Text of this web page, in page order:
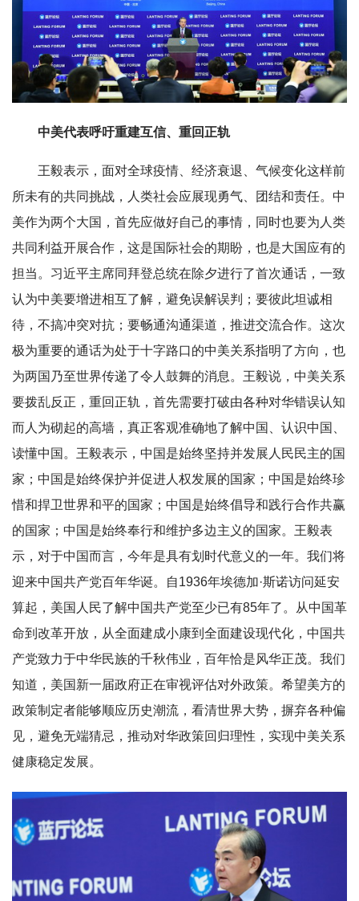
中美代表呼吁重建互信、重回正轨
王毅表示，面对全球疫情、经济衰退、气候变化这样前
所未有的共同挑战，人类社会应展现勇气、团结和责任。中
美作为两个大国，首先应做好自己的事情，同时也要为人类
共同利益开展合作，这是国际社会的期盼，也是大国应有的
担当。习近平主席同拜登总统在除夕进行了首次通话，一致
认为中美要增进相互了解，避免误解误判；要彼此坦诚相
待，不搞冲突对抗；要畅通沟通渠道，推进交流合作。这次
极为重要的通话为处于十字路口的中美关系指明了方向，也
为两国乃至世界传递了令人鼓舞的消息。王毅说，中美关系
要拨乱反正，重回正轨，首先需要打破由各种对华错误认知
而人为砌起的高墙，真正客观准确地了解中国、认识中国、
读懂中国。王毅表示，中国是始终坚持并发展人民民主的国
家；中国是始终保护并促进人权发展的国家；中国是始终珍
惜和捍卫世界和平的国家；中国是始终倡导和践行合作共赢
的国家；中国是始终奉行和维护多边主义的国家。王毅表
示，对于中国而言，今年是具有划时代意义的一年。我们将
迎来中国共产党百年华诞。自1936年埃德加·斯诺访问延安
算起，美国人民了解中国共产党至少已有85年了。从中国革
命到改革开放，从全面建成小康到全面建设现代化，中国共
产党致力于中华民族的千秋伟业，百年恰是风华正茂。我们
知道，美国新一届政府正在审视评估对外政策。希望美方的
政策制定者能够顺应历史潮流，看清世界大势，摒弃各种偏
见，避免无端猜忌，推动对华政策回归理性，实现中美关系
健康稳定发展。